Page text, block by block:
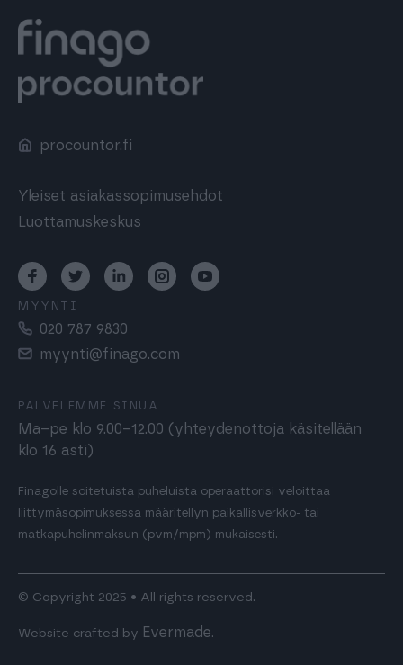
procountor.fi
Yleiset asiakassopimusehdot
Luottamuskeskus
MYYNTI
020 787 9830
myynti@finago.com
PALVELEMME SINUA
Ma–pe klo 9.00–12.00 (yhteydenottoja käsitellään
klo 16 asti)
Finagolle soitetuista puheluista operaattorisi veloittaa
liittymäsopimuksessa määritellyn paikallisverkko- tai
matkapuhelinmaksun (pvm/mpm) mukaisesti.
© Copyright 2025 • All rights reserved.
Website crafted by Evermade.